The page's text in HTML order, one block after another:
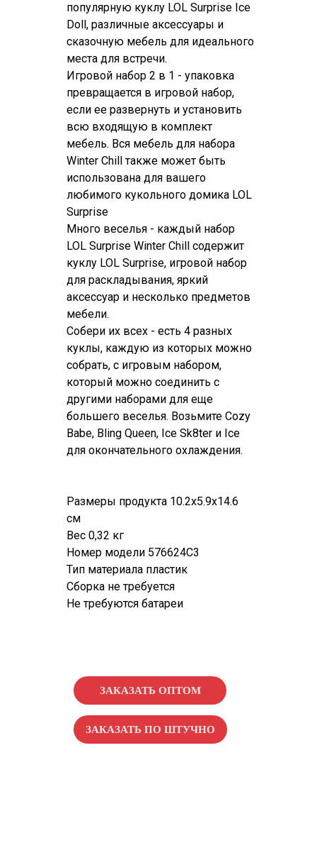
популярную куклу LOL Surprise Ice
Doll, различные аксессуары и
сказочную мебель для идеального
места для встречи.
Игровой набор 2 в 1 - упаковка
превращается в игровой набор,
если ее развернуть и установить
всю входящую в комплект
мебель. Вся мебель для набора
Winter Chill также может быть
использована для вашего
любимого кукольного домика LOL
Surprise
Много веселья - каждый набор
LOL Surprise Winter Chill содержит
куклу LOL Surprise, игровой набор
для раскладывания, яркий
аксессуар и несколько предметов
мебели.
Собери их всех - есть 4 разных
куклы, каждую из которых можно
собрать, с игровым набором,
который можно соединить с
другими наборами для еще
большего веселья. Возьмите Cozy
Babe, Bling Queen, Ice Sk8ter и Ice
для окончательного охлаждения.
Размеры продукта 10.2x5.9x14.6
см
Вес 0,32 кг
Номер модели 576624C3
Тип материала пластик
Сборка не требуется
Не требуются батареи
ЗАКАЗАТЬ ОПТОМ
ЗАКАЗАТЬ ПО ШТУЧНО